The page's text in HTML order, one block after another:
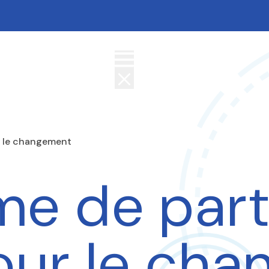
changement
de